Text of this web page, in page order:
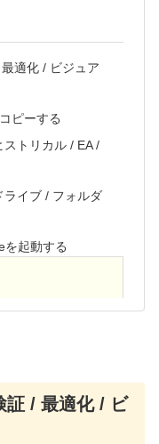
適化 / ビジュア
ピーする
ストリカル / EA /
ライブ / フォルダ
を起動する
る質問（FAQ）
証 / 最適化 / ビ